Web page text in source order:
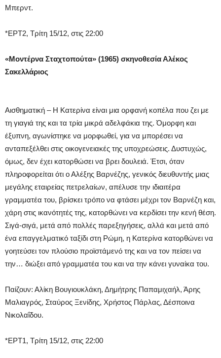
Μπερντ.
*ΕΡΤ2, Τρίτη 15/12, στις 22:00
«Μοντέρνα Σταχτοπούτα» (1965) σκηνοθεσία Αλέκος
Σακελλάριος
Αισθηματική – Η Κατερίνα είναι μια ορφανή κοπέλα που ζει με
τη γιαγιά της και τα τρία μικρά αδελφάκια της. Όμορφη και
έξυπνη, αγωνίστηκε να μορφωθεί, για να μπορέσει να
ανταπεξέλθει στις οικογενειακές της υποχρεώσεις. Δυστυχώς,
όμως, δεν έχει κατορθώσει να βρει δουλειά. Έτσι, όταν
πληροφορείται ότι ο Αλέξης Βαρνέζης, γενικός διευθυντής μιας
μεγάλης εταιρείας πετρελαίων, απέλυσε την ιδιαιτέρα
γραμματέα του, βρίσκει τρόπο να φτάσει μέχρι τον Βαρνέζη και,
χάρη στις ικανότητές της, κατορθώνει να κερδίσει την κενή θέση.
Σιγά-σιγά, μετά από πολλές παρεξηγήσεις, αλλά και μετά από
ένα επαγγελματικό ταξίδι στη Ρώμη, η Κατερίνα κατορθώνει να
γοητεύσει τον πλούσιο προϊστάμενό της και να τον πείσει να
την… διώξει από γραμματέα του και να την κάνει γυναίκα του.
Παίζουν: Αλίκη Βουγιουκλάκη, Δημήτρης Παπαμιχαήλ, Άρης
Μαλιαγρός, Σταύρος Ξενίδης, Χρήστος Πάρλας, Δέσποινα
Νικολαΐδου.
*ΕΡΤ1, Τρίτη 15/12, στις 22:00